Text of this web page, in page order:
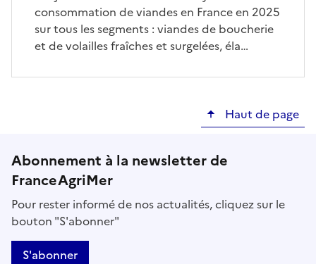
consommation de viandes en France en 2025
sur tous les segments : viandes de boucherie
et de volailles fraîches et surgelées, éla…
Haut de page
Abonnement à la newsletter de
FranceAgriMer
Pour rester informé de nos actualités, cliquez sur le
bouton "S'abonner"
S'abonner